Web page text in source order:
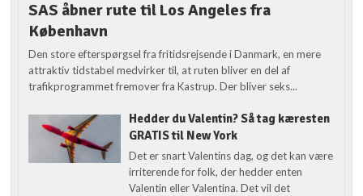
SAS åbner rute til Los Angeles fra
København
Den store efterspørgsel fra fritidsrejsende i Danmark, en mere
attraktiv tidstabel medvirker til, at ruten bliver en del af
trafikprogrammet fremover fra Kastrup. Der bliver seks...
Hedder du Valentin? Så tag kæresten
GRATIS til New York
Det er snart Valentins dag, og det kan være
irriterende for folk, der hedder enten
Valentin eller Valentina. Det vil det